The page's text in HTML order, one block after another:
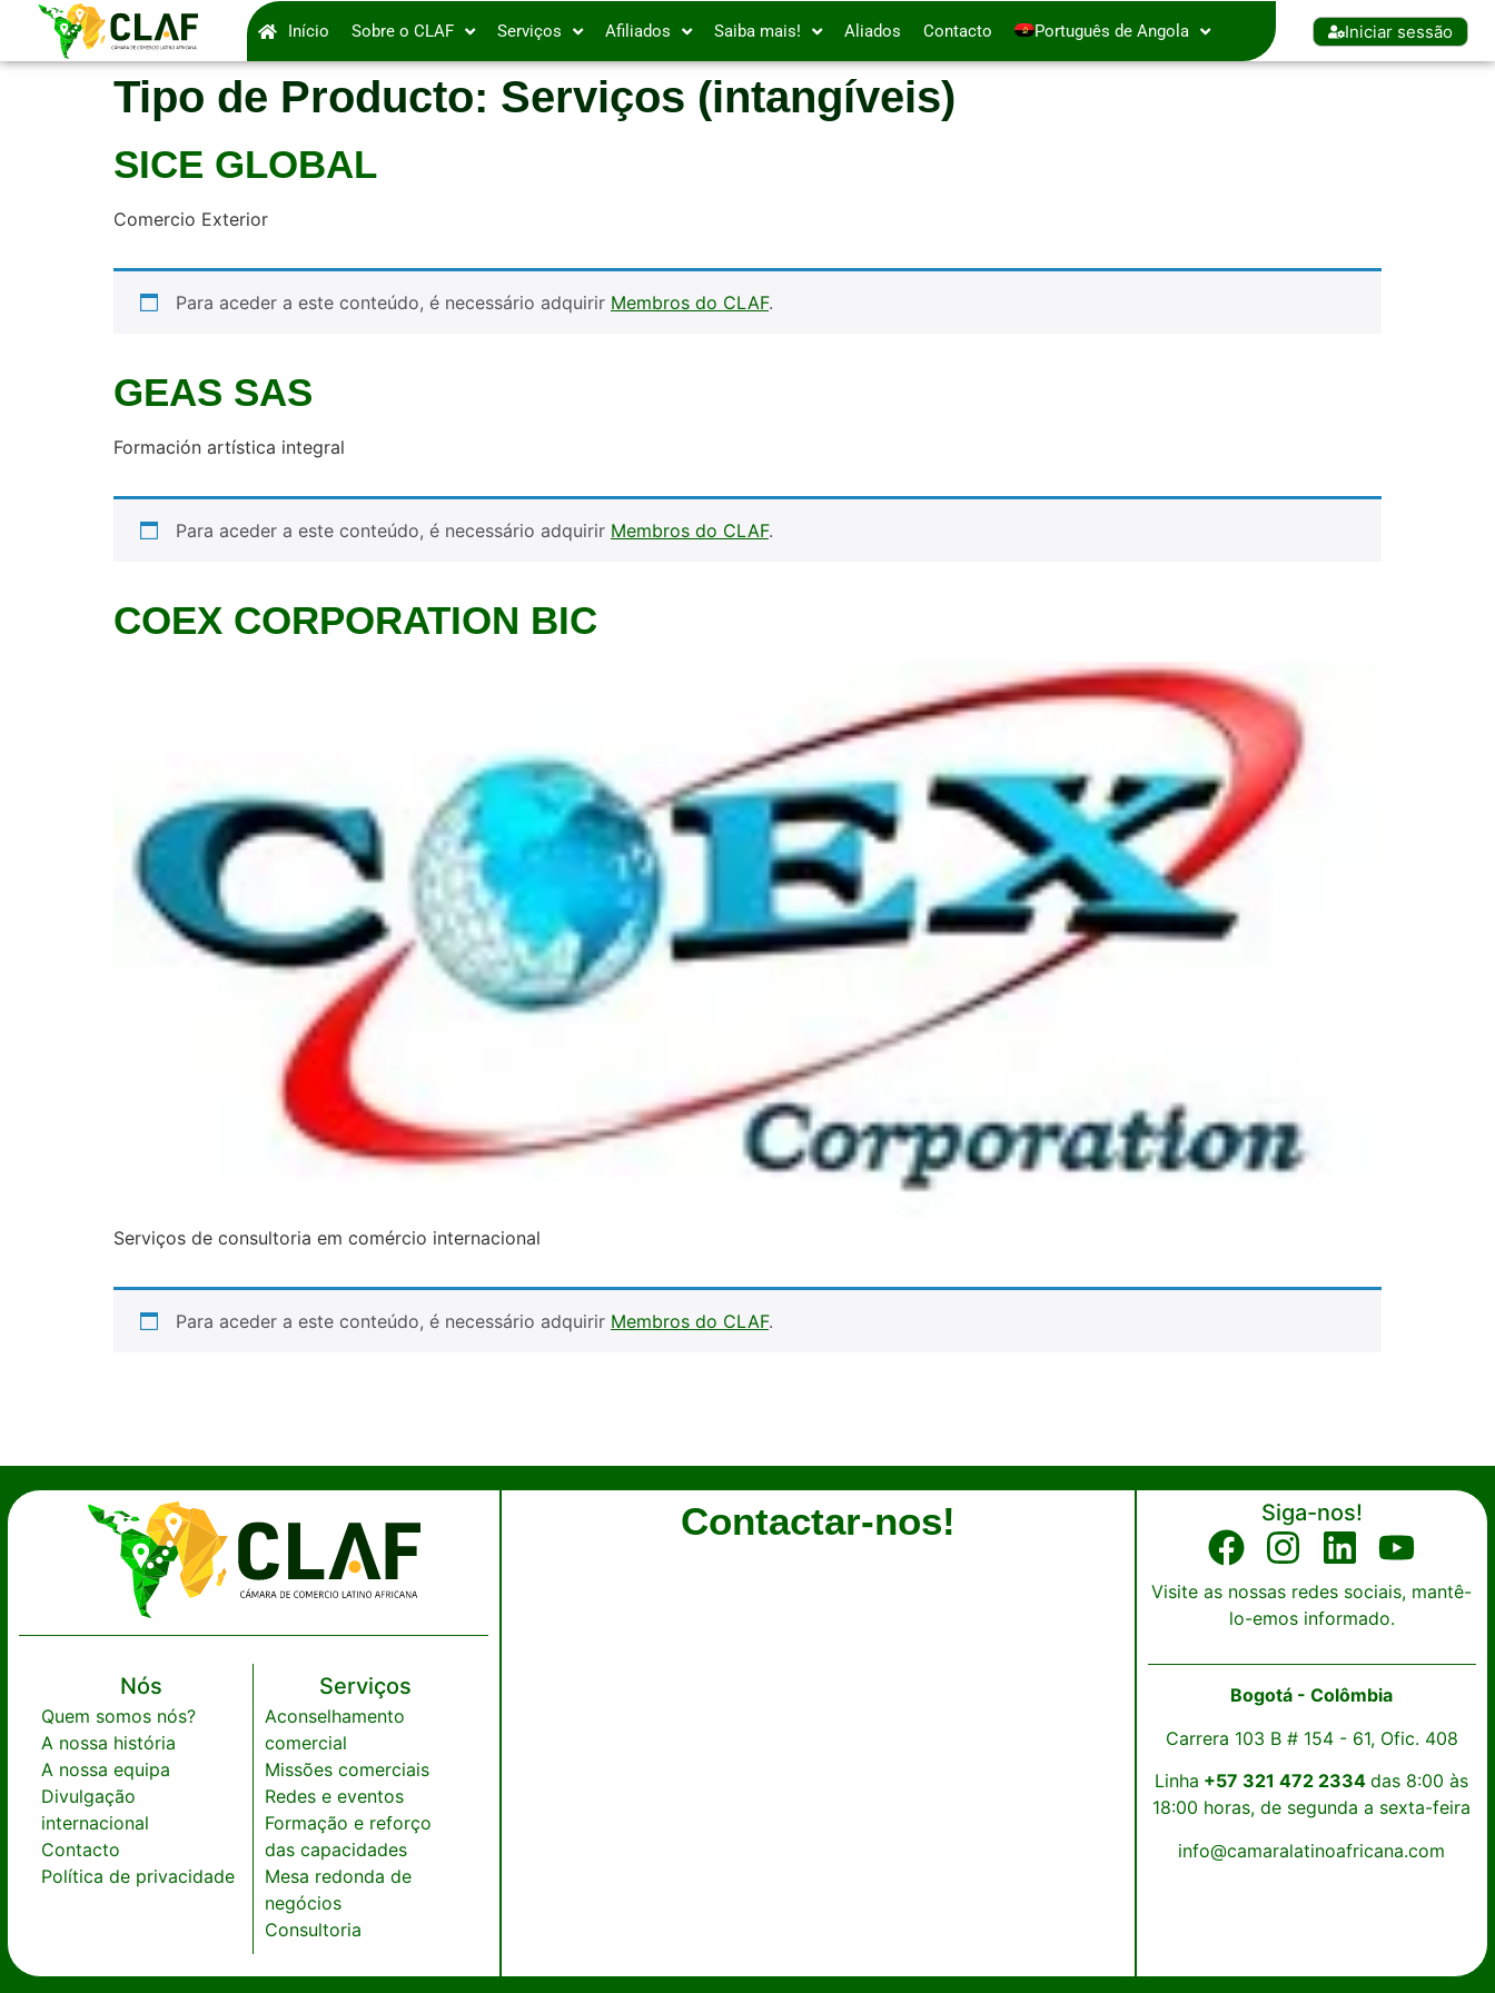
Início Sobre o CLAF Serviços Afiliados Saiba mais! Aliados Contacto Português de Angola Iniciar sessão
Tipo de Producto: Serviços (intangíveis)
SICE GLOBAL
Comercio Exterior
Para aceder a este conteúdo, é necessário adquirir Membros do CLAF.
GEAS SAS
Formación artística integral
Para aceder a este conteúdo, é necessário adquirir Membros do CLAF.
COEX CORPORATION BIC
Serviços de consultoria em comércio internacional
Para aceder a este conteúdo, é necessário adquirir Membros do CLAF.
Nós
Quem somos nós?
A nossa história
A nossa equipa
Divulgação
internacional
Contacto
Política de privacidade
Serviços
Aconselhamento
comercial
Missões comerciais
Redes e eventos
Formação e reforço
das capacidades
Mesa redonda de
negócios
Consultoria
Contactar-nos! Siga-nos!
Visite as nossas redes sociais, mantê-
lo-emos informado.
Bogotá - Colômbia
Carrera 103 B # 154 - 61, Ofic. 408
Linha +57 321 472 2334das 8:00 às
18:00 horas, de segunda a sexta-feira
info@camaralatinoafricana.com